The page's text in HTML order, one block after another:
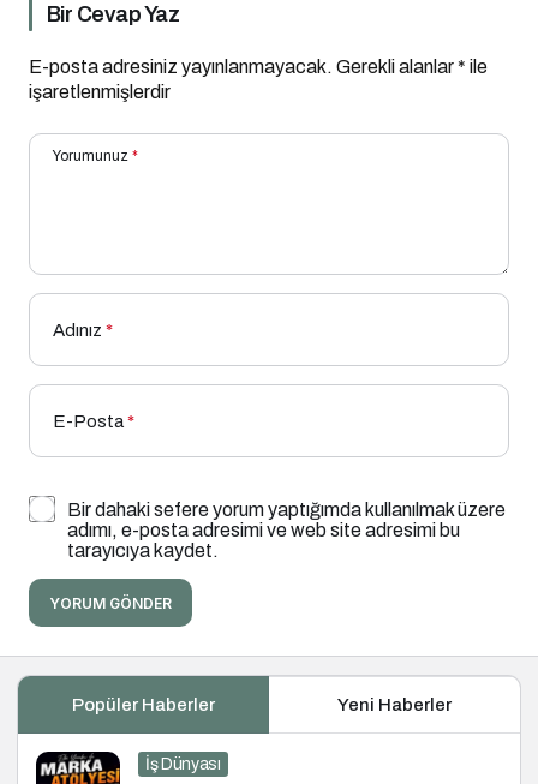
Bir Cevap Yaz
E-posta adresiniz yayınlanmayacak. Gerekli alanlar* ile
işaretlenmişlerdir
Yorumunuz *
Adınız *
E-Posta*
Bir dahaki sefere yorum yaptığımda kullanılmak üzere
adımı, e-posta adresimi ve web site adresimi bu
tarayıcıya kaydet.
YORUM GÖNDER
Popüler Haberler Yeni Haberler
İş Dünyası